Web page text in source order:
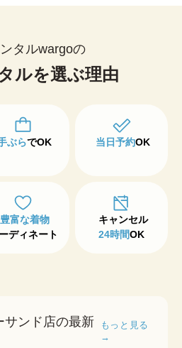
タルwargoの
ルを選ぶ理由
ぶらでOK 当日予約OK
豊富な着物
ディネート
キャンセル
24時間OK
サンド店の最新
もっと見る
→